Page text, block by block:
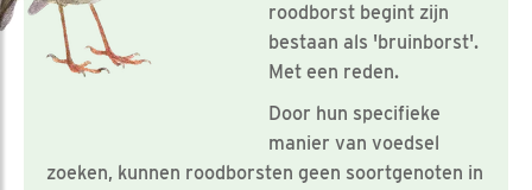
roodborst begint zijn
bestaan als 'bruinborst'.
Met een reden.
Door hun specifieke
manier van voedsel
zoeken, kunnen roodborsten geen soortgenoten in